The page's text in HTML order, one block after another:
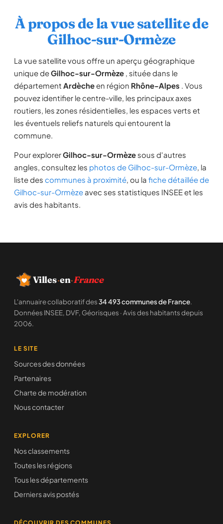
À propos de la vue satellite de
Gilhoc-sur-Ormèze
La vue satellite vous offre un aperçu géographique
unique deGilhoc-sur-Ormèze , située dans le
département Ardècheen région Rhône-Alpes . Vous
pouvez identifier le centre-ville, les principaux axes
routiers, les zones résidentielles, les espaces verts et
les éventuels reliefs naturels qui entourent la
commune.
Pour explorerGilhoc-sur-Ormèze sous d'autres
angles, consultez les photos de Gilhoc-sur-Ormèze, la
liste des communes à proximité, ou la fiche détaillée de
Gilhoc-sur-Ormèze avec ses statistiques INSEE et les
avis des habitants.
Villes·en·France
L'annuaire collaboratif des34 493 communes de France.
Données INSEE, DVF, Géorisques · Avis des habitants depuis
2006.
LE SITE
Sources des données
Partenaires
Charte de modération
Nous contacter
EXPLORER
Nos classements
Toutes les régions
Tous les départements
Derniers avis postés